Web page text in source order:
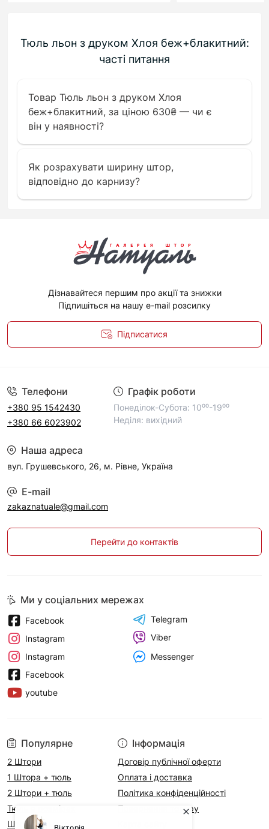
Тюль льон з друком Хлоя беж+блакитний:
часті питання
Товар Тюль льон з друком Хлоя
беж+блакитний, за ціною 630₴ — чи є
він у наявності?
Як розрахувати ширину штор,
відповідно до карнизу?
Дізнавайтеся першим про акції та знижки
Підпишіться на нашу e-mail розсилку
Підписатися
Телефони
+380 95 1542430
+380 66 6023902
Графік роботи
Понеділок-Субота: 10⁰⁰-19⁰⁰
Неділя: вихідний
Наша адреса
вул. Грушевського, 26, м. Рівне, Україна
E-mail
zakaznatuale@gmail.com
Перейти до контактів
Популярне
2 Штори
1 Штора + тюль
2 Штори + тюль
Тюль в розмірах
Штори на метраж
Інформація
Договір публічної оферти
Оплата і доставка
Політика конфіденційності
Повернення товару
Ми у соціальних мережах
Facebook
Instagram
Instagram
Facebook
youtube
Telegram
Viber
Messenger